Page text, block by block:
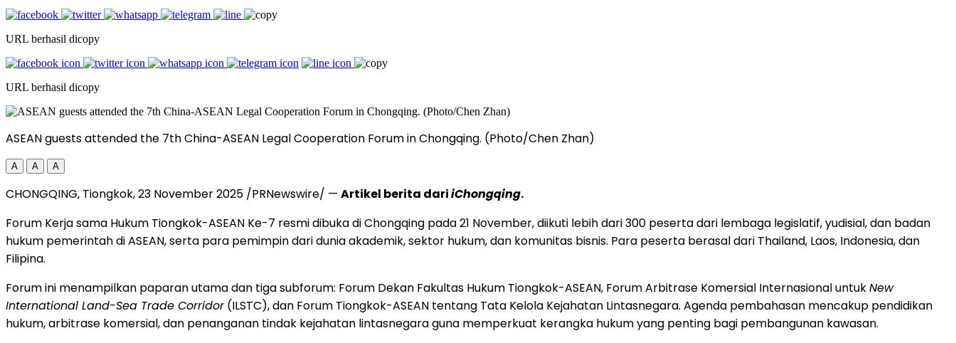
URL berhasil dicopy
URL berhasil dicopy
ASEAN guests attended the 7th China-ASEAN Legal Cooperation Forum in Chongqing. (Photo/Chen Zhan)
A A A
CHONGQING, Tiongkok,23 November 2025 /PRNewswire/ — Artikel berita dariiChongqing.
Forum Kerja sama Hukum Tiongkok-ASEAN Ke-7 resmi dibuka diChongqing pada 21 November, diikuti lebih dari 300 peserta dari lembaga legislatif, yudisial, dan badan
hukum pemerintah di ASEAN, serta para pemimpin dari dunia akademik, sektor hukum, dan komunitas bisnis. Para peserta berasal dari Thailand, Laos, Indonesia, dan
Filipina.
Forum ini menampilkan paparan utama dan tiga subforum: Forum Dekan Fakultas Hukum Tiongkok-ASEAN, Forum Arbitrase Komersial Internasional untukNew
International Land-Sea Trade Corridor(ILSTC), dan Forum Tiongkok-ASEAN tentang Tata Kelola Kejahatan Lintasnegara. Agenda pembahasan mencakup pendidikan
hukum, arbitrase komersial, dan penanganan tindak kejahatan lintasnegara guna memperkuat kerangka hukum yang penting bagi pembangunan kawasan.